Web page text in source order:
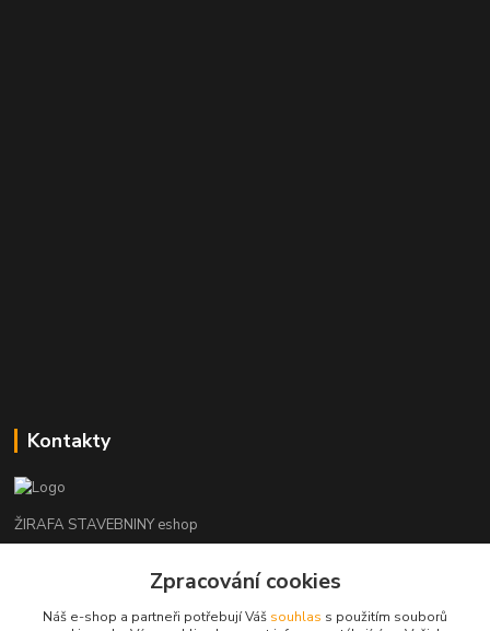
Kontakty
ŽIRAFA STAVEBNINY eshop
+420 312 685 342Zpracování cookies
Náš e-shop a partneři potřebují Váš souhlas s použitím souborů